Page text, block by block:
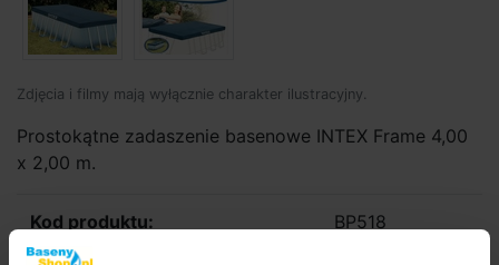
Zdjęcia i filmy mają wyłącznie charakter ilustracyjny.
Prostokątne zadaszenie basenowe INTEX Frame 4,00
x 2,00 m.
Kod produktu: BP518